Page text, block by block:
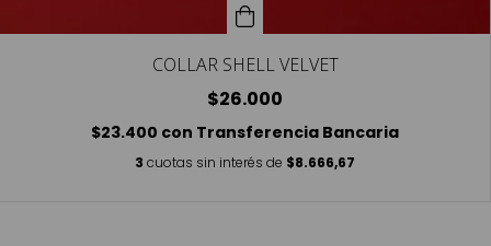
COLLAR SHELL VELVET
$26.000
$23.400 con Transferencia Bancaria
3 cuotas sin interés de $8.666,67